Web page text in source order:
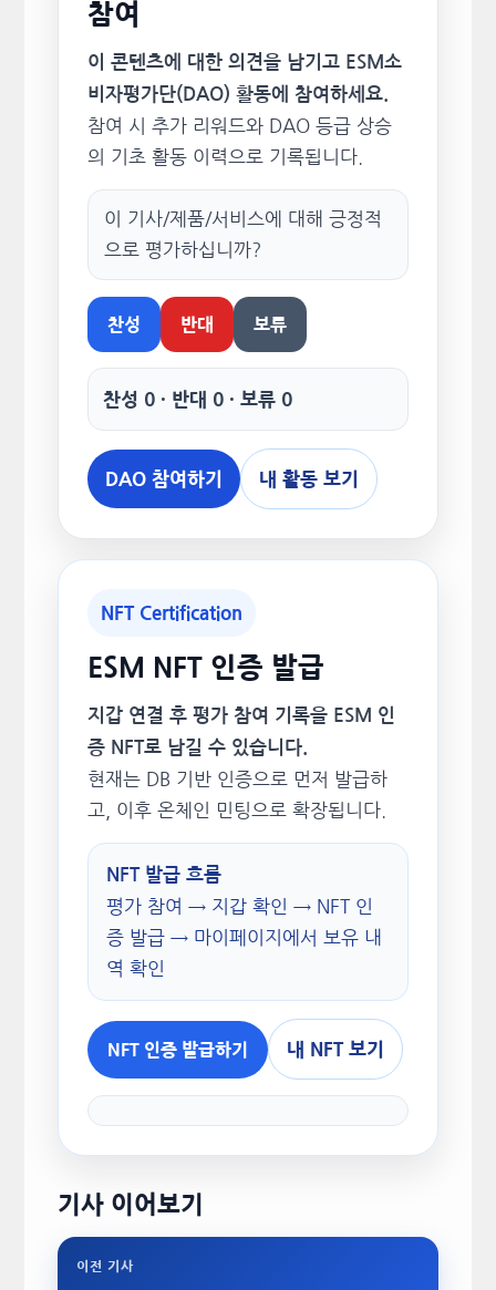
참여
이 콘텐츠에 대한 의견을 남기고 ESM소
비자평가단(DAO) 활동에 참여하세요.
참여 시 추가 리워드와 DAO 등급 상승
의 기초 활동 이력으로 기록됩니다.
이 기사/제품/서비스에 대해 긍정적
으로 평가하십니까?
찬성 반대 보류
찬성 0 · 반대 0 · 보류 0
DAO 참여하기 내 활동 보기
NFT Certification
ESM NFT 인증 발급
지갑 연결 후 평가 참여 기록을 ESM 인
증 NFT로 남길 수 있습니다.
현재는 DB 기반 인증으로 먼저 발급하
고, 이후 온체인 민팅으로 확장됩니다.
NFT 발급 흐름
평가 참여 → 지갑 확인 → NFT 인
증 발급 → 마이페이지에서 보유 내
역 확인
NFT 인증 발급하기 내 NFT 보기
기사 이어보기
이전 기사